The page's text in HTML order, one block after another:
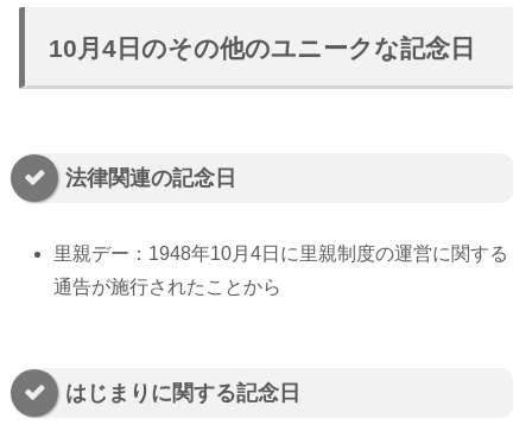
10月4日のその他のユニークな記念日
法律関連の記念日
里親デー：1948年10月4日に里親制度の運営に関する
通告が施行されたことから
はじまりに関する記念日